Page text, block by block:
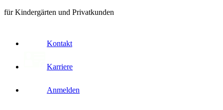
für Kindergärten und Privatkunden
Kontakt
Karriere
Anmelden